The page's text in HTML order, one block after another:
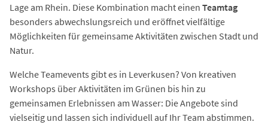
Lage am Rhein. Diese Kombination macht einen Teamtag
besonders abwechslungsreich und eröffnet vielfältige
Möglichkeiten für gemeinsame Aktivitäten zwischen Stadt und
Natur.
Welche Teamevents gibt es in Leverkusen? Von kreativen
Workshops über Aktivitäten im Grünen bis hin zu
gemeinsamen Erlebnissen am Wasser: Die Angebote sind
vielseitig und lassen sich individuell auf Ihr Team abstimmen.